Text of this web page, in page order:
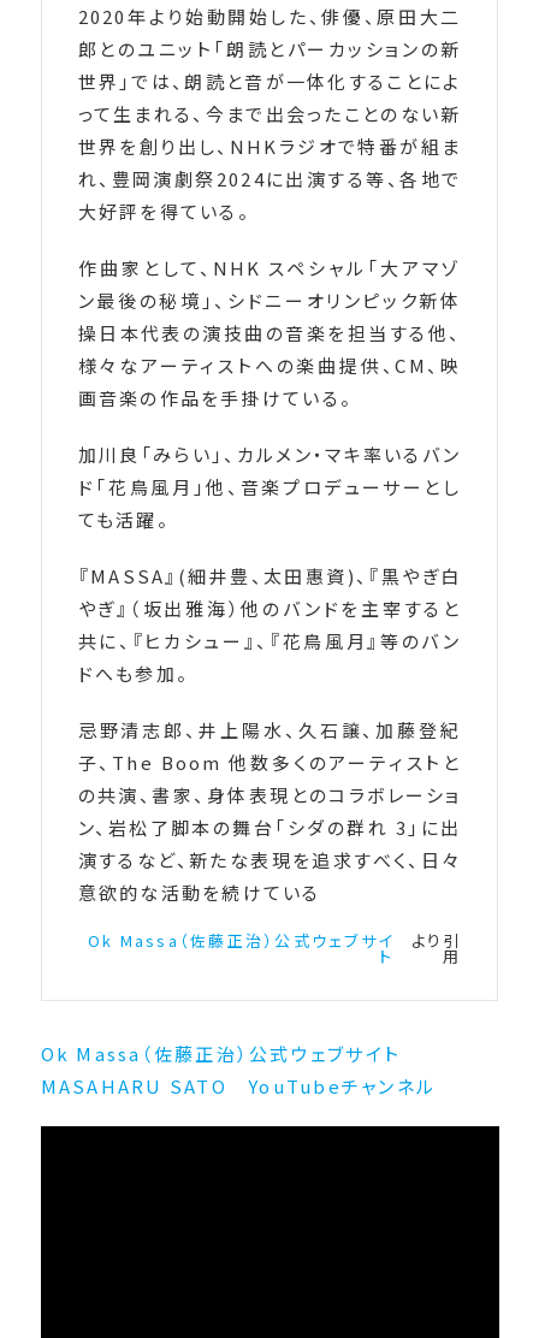
2020年より始動開始した、俳優、原田大二
郎とのユニット「朗読とパーカッションの新
世界」では、朗読と音が一体化することによ
って生まれる、今まで出会ったことのない新
世界を創り出し、NHKラジオで特番が組ま
れ、豊岡演劇祭2024に出演する等、各地で
大好評を得ている。
作曲家として、NHK スペシャル「大アマゾ
ン最後の秘境」、シドニーオリンピック新体
操日本代表の演技曲の音楽を担当する他、
様々なアーティストへの楽曲提供、CM、映
画音楽の作品を手掛けている。
加川良「みらい」、カルメン・マキ率いるバン
ド「花鳥風月」他、音楽プロデューサーとし
ても活躍。
『MASSA』(細井豊、太田惠資)、『黒やぎ白
やぎ』（坂出雅海）他のバンドを主宰すると
共に、『ヒカシュー』、『花鳥風月』等のバン
ドへも参加。
忌野清志郎、井上陽水、久石譲、加藤登紀
子、The Boom 他数多くのアーティストと
の共演、書家、身体表現とのコラボレーショ
ン、岩松了脚本の舞台「シダの群れ 3」に出
演するなど、新たな表現を追求すべく、日々
意欲的な活動を続けている
Ok Massa（佐藤正治）公式ウェブサイ
ト
より引
用
Ok Massa（佐藤正治）公式ウェブサイト
MASAHARU SATO YouTubeチャンネル